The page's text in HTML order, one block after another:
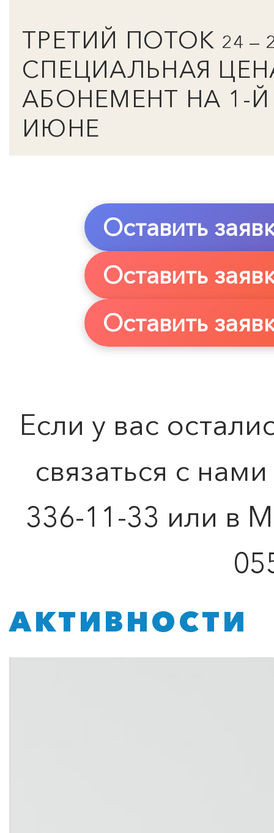
ТРЕТИЙ ПОТОК 24 —
СПЕЦИАЛЬНАЯ
АБОНЕМЕНТ НА 1-
ИЮНЕ
Оставить
Оставить
Оставить
Если у вас
связаться с
336-11-33 или в
АКТИВНОСТИ